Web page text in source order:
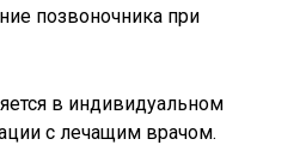
позвоночника при
в индивидуальном
с лечащим врачом.